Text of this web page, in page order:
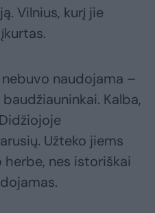
Vilnius, kurį jie
naudojama –
Kalba,
Užteko jiems
nes istoriškai